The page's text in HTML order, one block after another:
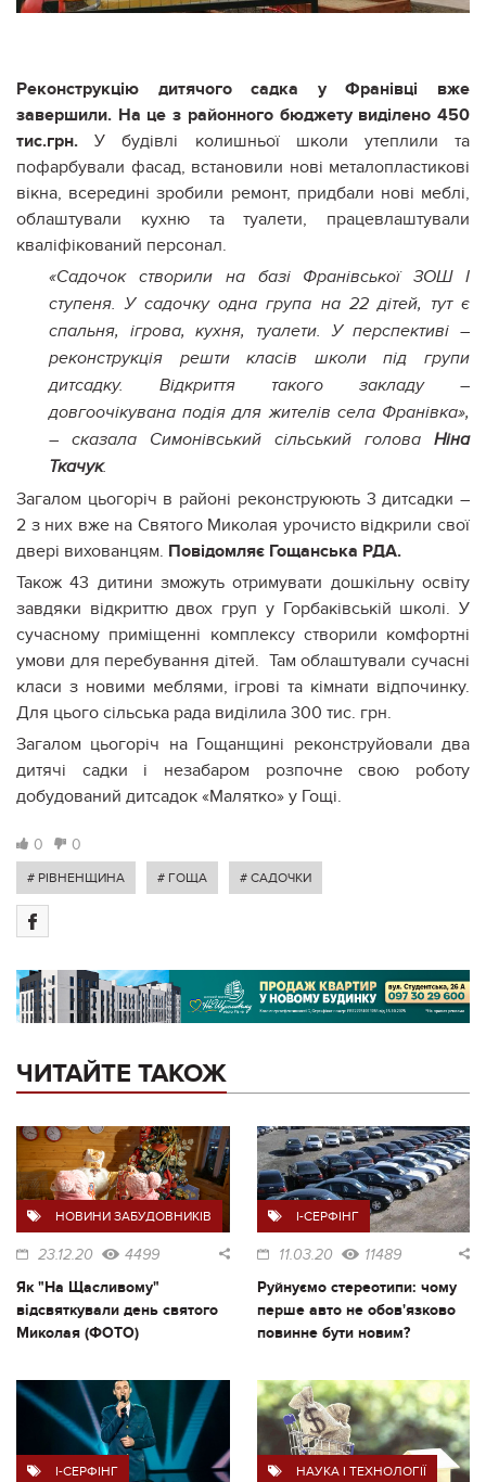
Реконструкцію дитячого садка у Франівці вже
завершили. На це з районного бюджету виділено 450
тис.грн. У будівлі колишньої школи утеплили та
пофарбували фасад, встановили нові металопластикові
вікна, всередині зробили ремонт, придбали нові меблі,
облаштували кухню та туалети, працевлаштували
кваліфікований персонал.
«Садочок створили на базі Франівської ЗОШ І
ступеня. У садочку одна група на 22 дітей, тут є
спальня, ігрова, кухня, туалети. У перспективі –
реконструкція решти класів школи під групи
дитсадку. Відкриття такого закладу –
довгоочікувана подія для жителів села Франівка»,
– сказала Симонівський сільський голова Ніна
Ткачук.
Загалом цьогоріч в районі реконструюють 3 дитсадки –
2 з них вже на Святого Миколая урочисто відкрили свої
двері вихованцям. Повідомляє Гощанська РДА.
Також 43 дитини зможуть отримувати дошкільну освіту
завдяки відкриттю двох груп у Горбаківській школі. У
сучасному приміщенні комплексу створили комфортні
умови для перебування дітей. Там облаштували сучасні
класи з новими меблями, ігрові та кімнати відпочинку.
Для цього сільська рада виділила 300 тис. грн.
Загалом цьогоріч на Гощанщині реконструйовали два
дитячі садки і незабаром розпочне свою роботу
добудований дитсадок «Малятко» у Гощі.
0 0
# РІВНЕНЩИНА # ГОЩА # САДОЧКИ
ЧИТАЙТЕ ТАКОЖ
НОВИНИ ЗАБУДОВНИКІВ
23.12.20 4499
Як "На Щасливому"
відсвяткували день святого
Миколая (ФОТО)
I-СЕРФІНГ
11.03.20 11489
Руйнуємо стереотипи: чому
перше авто не обов'язково
повинне бути новим?
I-СЕРФІНГ НАУКА І ТЕХНОЛОГІЇ